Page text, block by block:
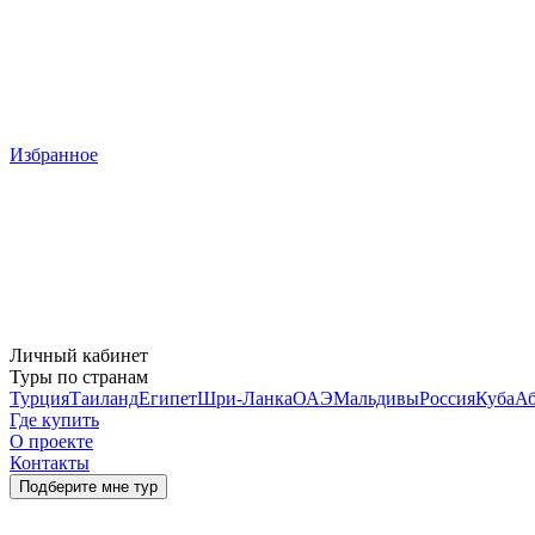
Избранное
Личный кабинет
Туры по странам
ТурцияТаиландЕгипетШри-ЛанкаОАЭМальдивыРоссияКуба
Где купить
О проекте
Контакты
Подберите мне тур